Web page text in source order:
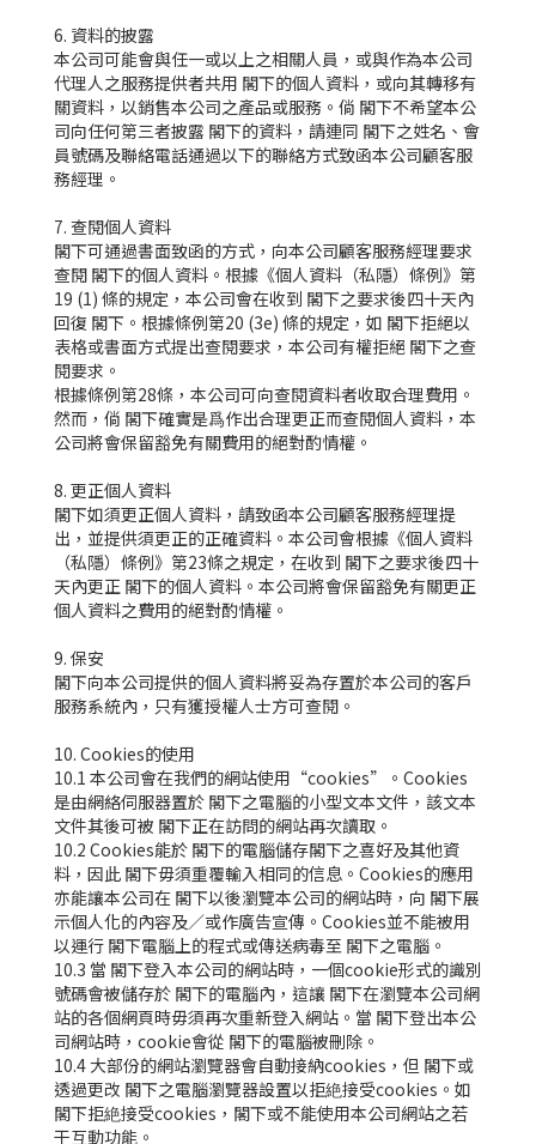
6. 資料的披露
本公司可能會與任一或以上之相關人員，或與作為本公司
代理人之服務提供者共用 閣下的個人資料，或向其轉移有
關資料，以銷售本公司之產品或服務。倘 閣下不希望本公
司向任何第三者披露 閣下的資料，請連同 閣下之姓名、會
員號碼及聯絡電話通過以下的聯絡方式致函本公司顧客服
務經理。
7. 查閱個人資料
閣下可通過書面致函的方式，向本公司顧客服務經理要求
查閱 閣下的個人資料。根據《個人資料（私隱）條例》第
19 (1) 條的規定，本公司會在收到 閣下之要求後四十天內
回復 閣下。根據條例第20 (3e) 條的規定，如 閣下拒絕以
表格或書面方式提出查閱要求，本公司有權拒絕 閣下之查
閱要求。
根據條例第28條，本公司可向查閱資料者收取合理費用。
然而，倘 閣下確實是爲作出合理更正而查閱個人資料，本
公司將會保留豁免有關費用的絕對酌情權。
8. 更正個人資料
閣下如須更正個人資料，請致函本公司顧客服務經理提
出，並提供須更正的正確資料。本公司會根據《個人資料
（私隱）條例》第23條之規定，在收到 閣下之要求後四十
天內更正 閣下的個人資料。本公司將會保留豁免有關更正
個人資料之費用的絕對酌情權。
9. 保安
閣下向本公司提供的個人資料將妥為存置於本公司的客戶
服務系統內，只有獲授權人士方可查閱。
10. Cookies的使用
10.1 本公司會在我們的網站使用“cookies”。Cookies
是由網絡伺服器置於 閣下之電腦的小型文本文件，該文本
文件其後可被 閣下正在訪問的網站再次讀取。
10.2 Cookies能於 閣下的電腦儲存閣下之喜好及其他資
料，因此 閣下毋須重覆輸入相同的信息。Cookies的應用
亦能讓本公司在 閣下以後瀏覽本公司的網站時，向 閣下展
示個人化的內容及／或作廣告宣傳。Cookies並不能被用
以運行 閣下電腦上的程式或傳送病毒至 閣下之電腦。
10.3 當 閣下登入本公司的網站時，一個cookie形式的識別
號碼會被儲存於 閣下的電腦內，這讓 閣下在瀏覽本公司網
站的各個網頁時毋須再次重新登入網站。當 閣下登出本公
司網站時，cookie會從 閣下的電腦被刪除。
10.4 大部份的網站瀏覽器會自動接納cookies，但 閣下或
透過更改 閣下之電腦瀏覽器設置以拒絶接受cookies。如
閣下拒絶接受cookies，閣下或不能使用本公司網站之若
干互動功能。